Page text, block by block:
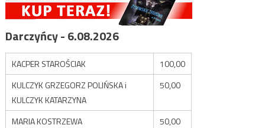
Darczyńcy - 6.08.2026
KACPER STAROŚCIAK
100,00
KULCZYK GRZEGORZ POLIŃSKA i
KULCZYK KATARZYNA
50,00
MARIA KOSTRZEWA
50,00